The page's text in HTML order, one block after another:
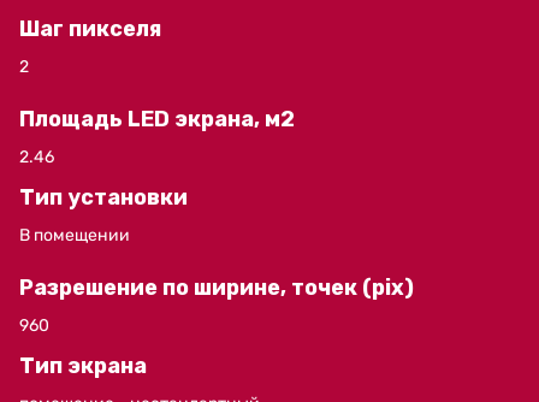
Шаг пикселя
2
Площадь LED экрана, м2
2.46
Тип установки
В помещении
Разрешение по ширине, точек (pix)
960
Тип экрана